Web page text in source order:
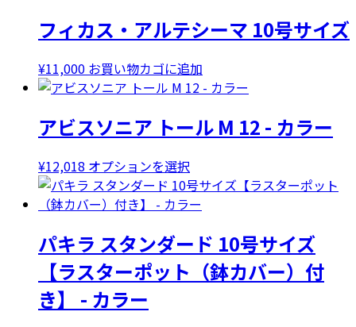
品
に
は
複
の
バ
エ
ー
シ
ョ
ン
フィカス・アルテシーマ 10号サイズ
¥11,000 お買い物カゴに追加
アビスソニア トール M 12 - カラー
¥12,018 オプションを選択
の
商
に
は
複
パキラ スタンダード 10号サイズ
【ラスターポット（鉢カバー）付
き】 - カラー